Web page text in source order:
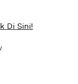
Di Sini!